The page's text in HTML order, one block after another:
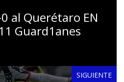
al Querétaro EN
Guard1anes
SIGUIENTE